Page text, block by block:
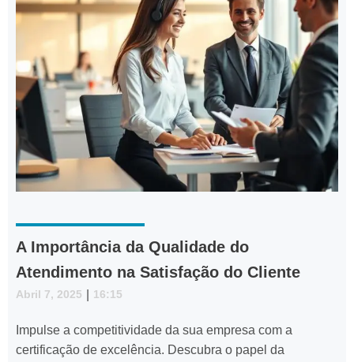
A Importância da Qualidade do
Atendimento na Satisfação do Cliente
Abril 7, 2025 16:15
Impulse a competitividade da sua empresa com a
certificação de excelência. Descubra o papel da